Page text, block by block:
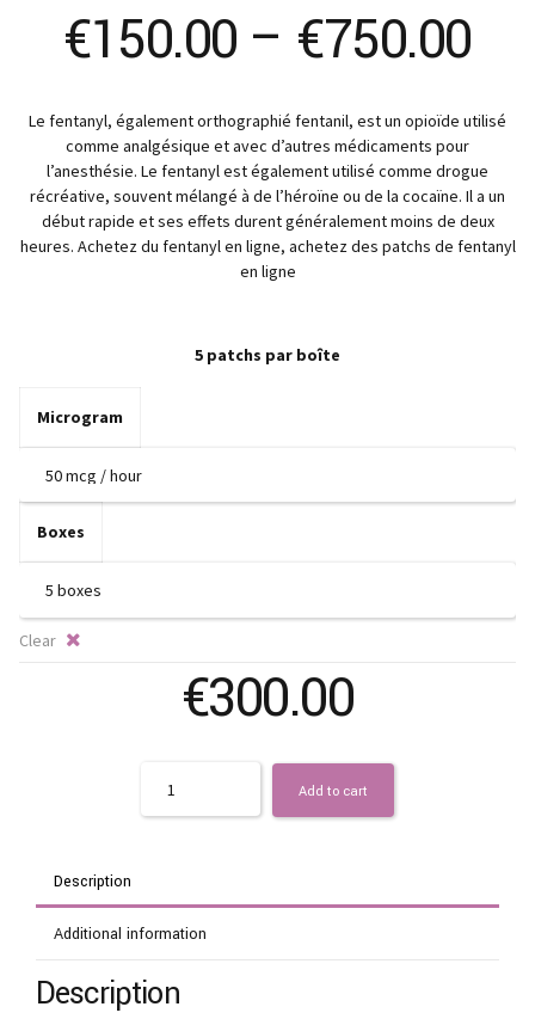
€150.00 – €750.00
Le fentanyl, également orthographié fentanil, est un opioïde utilisé
comme analgésique et avec d’autres médicaments pour
l’anesthésie. Le fentanyl est également utilisé comme drogue
récréative, souvent mélangé à de l’héroïne ou de la cocaïne. Il a un
début rapide et ses effets durent généralement moins de deux
heures. Achetez du fentanyl en ligne, achetez des patchs de fentanyl
en ligne
5 patchs par boîte
Microgram
Boxes
Clear
€300.00
Add to cart
Description
Additional information
Description